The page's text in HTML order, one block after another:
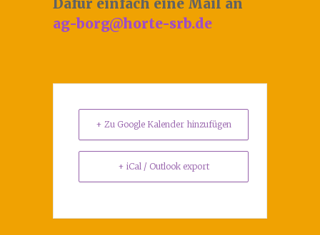
Dafür einfach eine Mail an
ag-borg@horte-srb.de
+ Zu Google Kalender hinzufügen
+ iCal / Outlook export